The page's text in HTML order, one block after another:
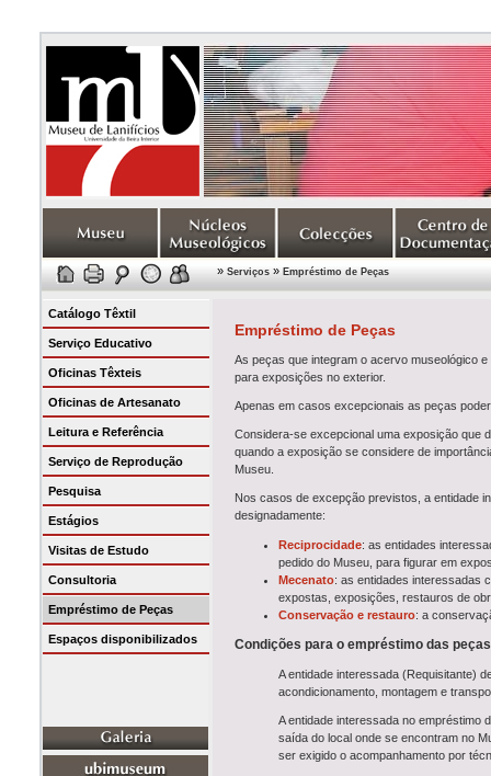
» Serviços» Empréstimo de Peças
Catálogo Têxtil
Serviço Educativo
Oficinas Têxteis
Oficinas de Artesanato
Leitura e Referência
Serviço de Reprodução
Pesquisa
Estágios
Visitas de Estudo
Consultoria
Empréstimo de Peças
Espaços disponibilizados
Empréstimo de Peças
As peças que integram o acervo museológico
para exposições no exterior.
Apenas em casos excepcionais as peças
Considera-se excepcional uma exposição que
quando a exposição se considere de
Museu.
Nos casos de excepção previstos, a entidade
designadamente:
Reciprocidade: as entidades
pedido do Museu, para figurar em
Mecenato: as entidades interessadas
expostas, exposições, restauros de
Conservação e restauro: a
Condições para o empréstimo das peças
A entidade interessada (Requisitante)
acondicionamento, montagem e
A entidade interessada no empréstimo
saída do local onde se encontram no
ser exigido o acompanhamento por